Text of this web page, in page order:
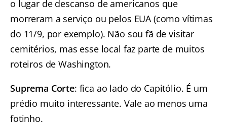
o lugar de descanso de americanos que
morreram a serviço ou pelos EUA (como vítimas
do 11/9, por exemplo). Não sou fã de visitar
cemitérios, mas esse local faz parte de muitos
roteiros de Washington.
Suprema Corte: fica ao lado do Capitólio. É um
prédio muito interessante. Vale ao menos uma
fotinho.